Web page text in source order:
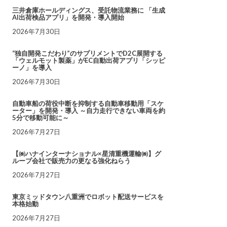
三井倉庫ホールディングス、受託物流業務に 「生成
AI出荷検品アプリ」を開発・導入開始
2026年7月30日
“独自開発こだわり”のサプリメントでD2C展開する
「ウェルモット製薬」がEC自動出荷アプリ「シッピ
ーノ」を導入
2026年7月30日
自動車船の荷役中断を抑制する自動車移動用「スケ
ーター」を開発・導入 ～自力走行できない車両を約
5分で移動可能に～
2026年7月27日
【㈱ハナインターナショナル×星清重機運輸㈱】グ
ループ会社で販売力の更なる強化ねらう
2026年7月27日
東京ミッドタウン八重洲でロボット配送サービスを
本格始動
2026年7月27日